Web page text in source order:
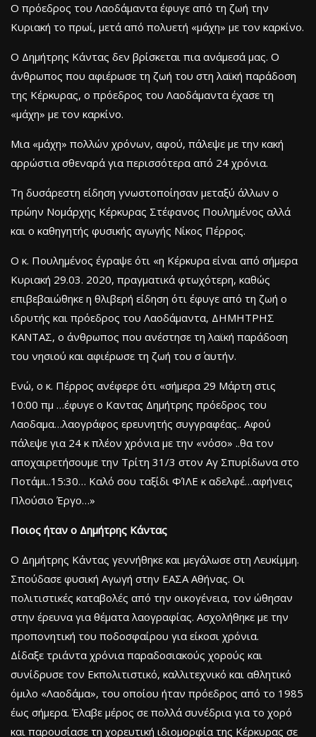
Ο πρόεδρος του Λαοδάμαντα έφυγε από τη ζωή την
Κυριακή το πρωί, μετά από πολυετή «μάχη» με τον καρκίνο.
Ο Δημήτρης Κάντας δεν βρίσκεται πια ανάμεσά μας. Ο
άνθρωπος που αφιέρωσε τη ζωή του στη λαϊκή παράδοση
της Κέρκυρας, ο πρόεδρος του Λαοδάμαντα έχασε τη
«μάχη» με τον καρκίνο.
Μια «μάχη» πολλών χρόνων, αφού, πάλεψε με την κακή
αρρώστια σθεναρά για περισσότερα από 24 χρόνια.
Τη δυσάρεστη είδηση γνωστοποίησαν μεταξύ άλλων ο
πρώην Νομάρχης Κέρκυρας Στέφανος Πουλημένος αλλά
και ο καθηγητής φυσικής αγωγής Νίκος Πέρρος.
Ο κ. Πουλημένος έγραψε ότι «η Κέρκυρα είναι από σήμερα
Κυριακή 29.03. 2020, πραγματικά φτωχότερη, καθώς
επιβεβαιώθηκε η θλιβερή είδηση ότι έφυγε από τη ζωή ο
ιδρυτής και πρόεδρος του Λαοδάμαντα, ΔΗΜΗΤΡΗΣ
ΚΑΝΤΑΣ, ο άνθρωπος που ανέστησε τη λαϊκή παράδοση
του νησιού και αφιέρωσε τη ζωή του σ΄ αυτήν.
Ενώ, ο κ. Πέρρος ανέφερε ότι «σήμερα 29 Μάρτη στις
10:00 πμ …έφυγε ο Καντας Δημήτρης πρόεδρος του
Λαοδαμα…λαογράφος ερευνητής συγγραφέας.. Αφού
πάλεψε για 24 κ πλέον χρόνια με την «νόσο» ..θα τον
αποχαιρετήσουμε την Τρίτη 31/3 στον Αγ Σπυρίδωνα στο
Ποτάμι..15:30… Καλό σου ταξίδι ΦΊΛΕ κ αδελφέ…αφήνεις
Πλούσιο Έργο…»
Ποιος ήταν ο Δημήτρης Κάντας
Ο Δημήτρης Κάντας γεννήθηκε και μεγάλωσε στη Λευκίμμη.
Σπούδασε φυσική Αγωγή στην ΕΑΣΑ Αθήνας. Οι
πολιτιστικές καταβολές από την οικογένεια, τον ώθησαν
στην έρευνα για θέματα λαογραφίας. Ασχολήθηκε με την
προπονητική του ποδοσφαίρου για είκοσι χρόνια.
Δίδαξε τριάντα χρόνια παραδοσιακούς χορούς και
συνίδρυσε τον Εκπολιτιστικό, καλλιτεχνικό και αθλητικό
όμιλο «Λαοδάμα», του οποίου ήταν πρόεδρος από το 1985
έως σήμερα. Έλαβε μέρος σε πολλά συνέδρια για το χορό
και παρουσίασε τη χορευτική ιδιομορφία της Κέρκυρας σε